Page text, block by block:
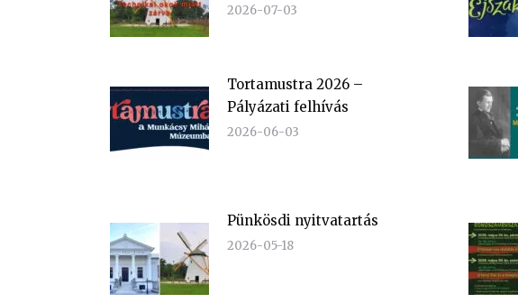
2026-07-03
Tortamustra 2026 –
Pályázati felhívás
2026-06-03
Pünkösdi nyitvatartás
2026-05-18